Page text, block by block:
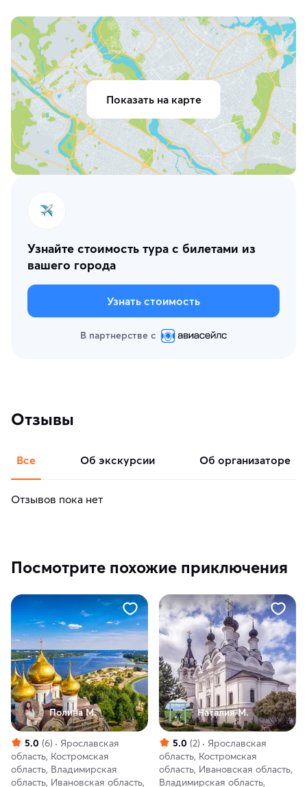
Показать на карте
Узнайте стоимость тура с билетами из
вашего города
Узнать стоимость
В партнерстве с
Отзывы
Все об экскурсии об организаторе
Отзывов пока нет
Посмотрите похожие приключения
Полина М.
5.0 (6)
Ярославская
область, Костромская
область, Владимирская
область, Ивановская область,
Наталия М.
5.0 (2)
Ярославская
область, Костромская
область, Ивановская область,
Владимирская область,